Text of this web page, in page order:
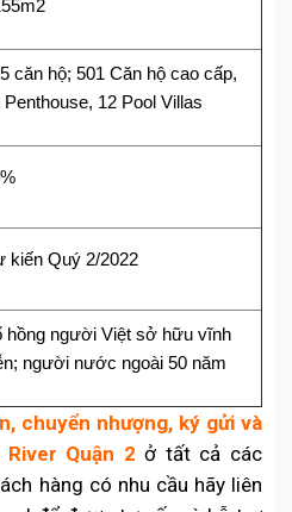
căn hộ; 501 Căn hộ cao cấp,
Penthouse, 12 Pool Villas
kiến Quý 2/2022
hồng người Việt sở hữu vĩnh
người nước ngoài 50 năm
chuyển nhượng, ký gửi và
Quận 2 ở tất cả các
hàng có nhu cầu hãy liên